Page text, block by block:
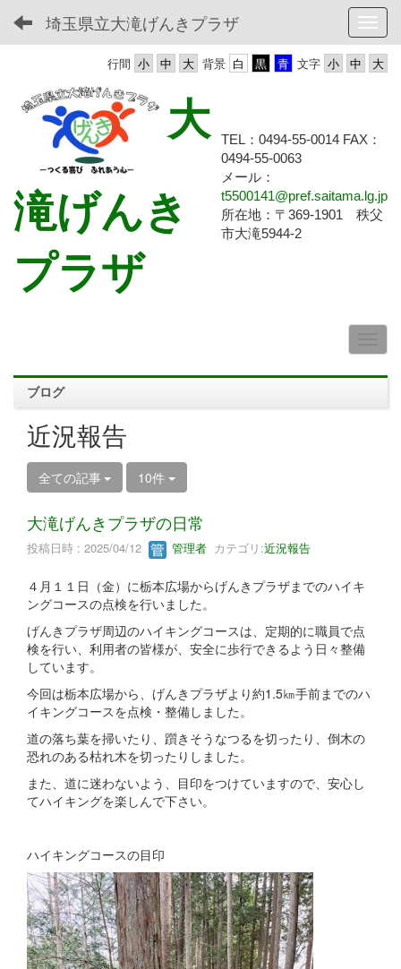
埼玉県立大滝げんきプラザ
文字
背景
行間
大
滝げんき
プラザ
TEL：0494-55-0014 FAX：
0494-55-0063
メール：
t5500141@pref.saitama.lg.jp
所在地：〒369-1901 秩父
市大滝5944-2
ブログ
近況報告
全ての記事 10件
大滝げんきプラザの日常
投稿日時 : 2025/04/12 管理者 カテゴリ:近況報告
４月１１日（金）に栃本広場からげんきプラザまでのハイキ
ングコースの点検を行いました。
げんきプラザ周辺のハイキングコースは、定期的に職員で点
検を行い、利用者の皆様が、安全に歩行できるよう日々整備
しています。
今回は栃本広場から、げんきプラザより約1.5㎞手前までのハ
イキングコースを点検・整備しました。
道の落ち葉を掃いたり、躓きそうなつるを切ったり、倒木の
恐れのある枯れ木を切ったりしました。
また、道に迷わないよう、目印をつけていますので、安心し
てハイキングを楽しんで下さい。
ハイキングコースの目印